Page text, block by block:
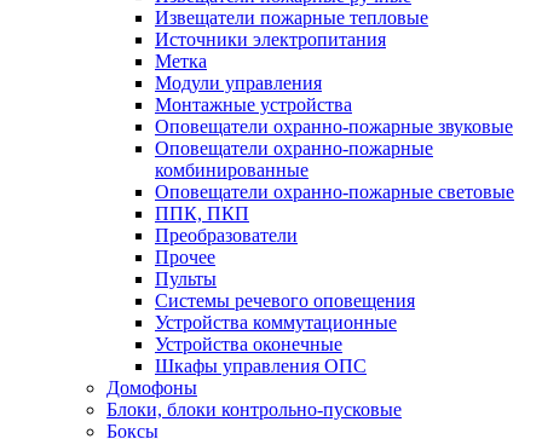
Извещатели пожарные тепловые
Источники электропитания
Метка
Модули управления
Монтажные устройства
Оповещатели охранно-пожарные звуковые
Оповещатели охранно-пожарные
комбинированные
Оповещатели охранно-пожарные световые
ППК, ПКП
Преобразователи
Прочее
Пульты
Системы речевого оповещения
Устройства коммутационные
Устройства оконечные
Шкафы управления ОПС
Домофоны
Блоки, блоки контрольно-пусковые
Боксы